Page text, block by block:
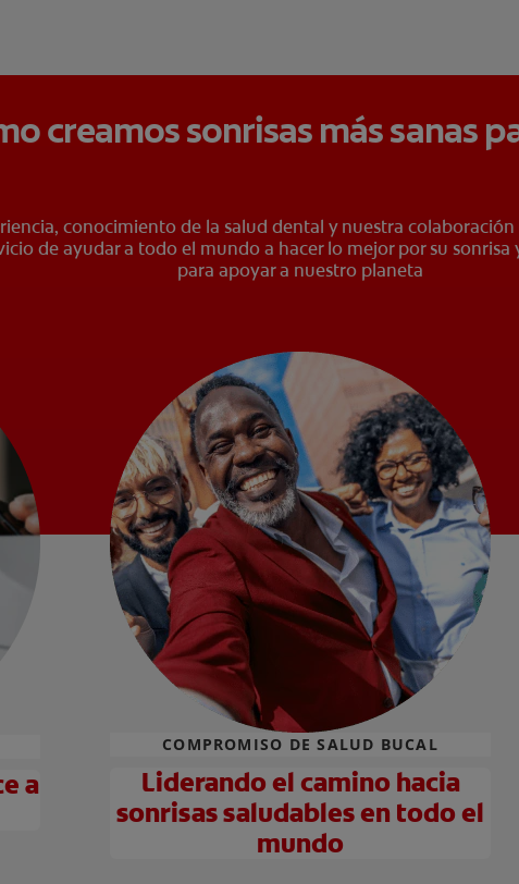
creamos sonrisas más sanas
conocimiento de la salud dental y nuestra
de ayudar a todo el mundo a hacer lo mejor por su sonrisa
para apoyar a nuestro planeta
a
COMPROMISO DE SALUD BUCAL
Liderando el camino hacia
sonrisas saludables en todo el
mundo